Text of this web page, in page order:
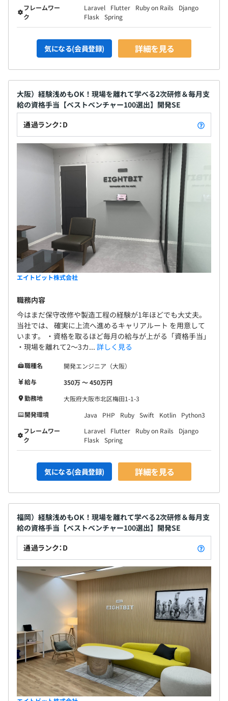
フレームワー
ク
Laravel Flutter Ruby on Rails
Django
Flask
Spring
気になる(会員登録) 詳細を見る
大阪）経験浅めもOK！現場を離れて学べる2次研修＆毎月支
給の資格手当【ベストベンチャー100選出】開発SE
通過ランク：D
エイトビット株式会社
職務内容
今はまだ保守改修や製造工程の経験が1年ほどでも大丈夫。
当社では、 確実に上流へ進めるキャリアルート を用意して
います。 ・資格を取るほど毎月の給与が上がる「資格手当」
・現場を離れて2〜3カ... 詳しく見る
職種名
開発エンジニア（大阪）
給与
350万 〜 450万円
勤務地
大阪府大阪市北区梅田1-1-3
開発環境
Java PHP Ruby Swift Kotlin
Python3
フレームワー
ク
Laravel Flutter Ruby on Rails
Django
Flask
Spring
気になる(会員登録) 詳細を見る
福岡）経験浅めもOK！現場を離れて学べる2次研修＆毎月支
給の資格手当【ベストベンチャー100選出】開発SE
通過ランク：D